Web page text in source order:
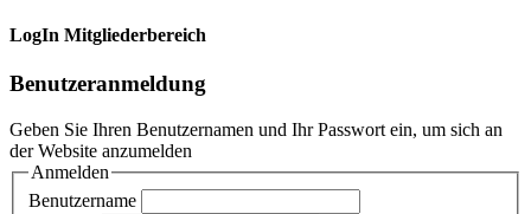
LogIn Mitgliederbereich
Benutzeranmeldung
Geben Sie Ihren Benutzernamen und Ihr Passwort ein, um sich an
der Website anzumelden
Anmelden
Benutzername